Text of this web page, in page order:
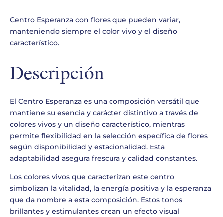
precio
original
era:
60,00 €.
actual
es:
55,00 €.
Centro Esperanza con flores que pueden variar,
manteniendo siempre el color vivo y el diseño
característico.
Descripción
El Centro Esperanza es una composición versátil que
mantiene su esencia y carácter distintivo a través de
colores vivos y un diseño característico, mientras
permite flexibilidad en la selección específica de flores
según disponibilidad y estacionalidad. Esta
adaptabilidad asegura frescura y calidad constantes.
Los colores vivos que caracterizan este centro
simbolizan la vitalidad, la energía positiva y la esperanza
que da nombre a esta composición. Estos tonos
brillantes y estimulantes crean un efecto visual